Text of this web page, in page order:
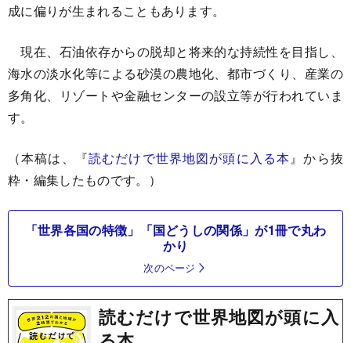
成に偏りが生まれることもあります。
現在、石油依存からの脱却と将来的な持続性を目指し、
海水の淡水化等による砂漠の農地化、都市づくり、産業の
多角化、リゾートや金融センターの設立等が行われていま
す。
（本稿は、『読むだけで世界地図が頭に入る本』から抜
粋・編集したものです。）
「世界各国の特徴」「国どうしの関係」が1冊で丸わ
かり
次のページ
読むだけで世界地図が頭に入